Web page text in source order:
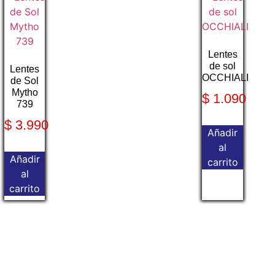
Lentes
de Sol
Mytho
739
$3.990
Añadir
al
carrito
Lentes
de sol
OCCHIALI
$ 1.090
Añadir
al
carrito